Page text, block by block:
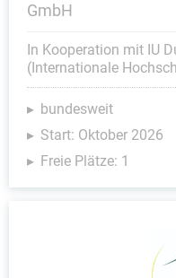
GmbH
In Kooperation mit IU
(Internationale
bundesweit
Start: Oktober 2026
Freie Plätze: 1